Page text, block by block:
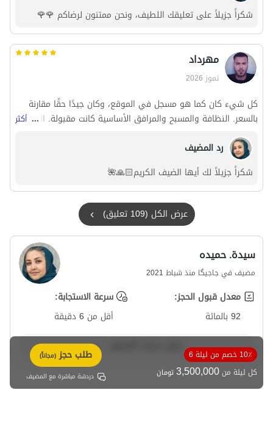
شكراً جزيلاً على تعليقك اللطيف، ونحن ممتنون لرضاكم 🌹🌹
مهرداد
تموز 2026
كل شيء كان كما هو مسجل في الموقع، وكان جيدًا حقًا مقارنة
بالسعر. النظافة والمسبح والمرافق الأساسية كانت مقبولة. العيب
الوحيد كان باب غرفة النوم الرئيسية الذي كان به مشكلة ولم يغلق.
بشكل عام، كل شيء كان جيدًا، شكرًا للسيدة فخاري والحارس
المحترم.
... أكثر
رد المضيف
شكراً جزيلاً لك أيها الضيف الكريم🙏🏻🌺
عرض الكل (109 تعليق)
سيدة. حمیده
مضيف في جاجیگا منذ شباط 2021
معدل قبول الحجز:
92 بالمائة
سرعة الاستجابة:
أقل من 6 دقيقة
10٪ خصم من ليلة 6
كل ليلة من3,500,000تومان
طلب حجز (مجاناً)
دردشة مباشرة مع المضيف